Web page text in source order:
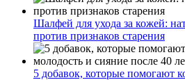
Шалфей для ухода за кожей:
против признаков старения
5 добавок, которые помогают